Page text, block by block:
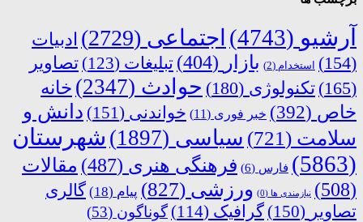
آرشیو (4743) اجتماعی (2729)
ادبیات
(154)
استخدام (2) بازار (404) تبلیغات (123)
تصاویر
(165)
تکنولوژی (180) حوادث (2347)
خانه
خاص (392) خبر فوری (11) خواندنی (151)
دانش و
سلامت (721) سیاسی (1897)
شهرستان
(5863)
فارس (6) فرهنگی هنری (487)
مقالات
(508)
نیازمندی ها (0) ورزشی (827) پیام (18)
گالری
تصاویر (150) گرافیک (114) گوناگون (53)